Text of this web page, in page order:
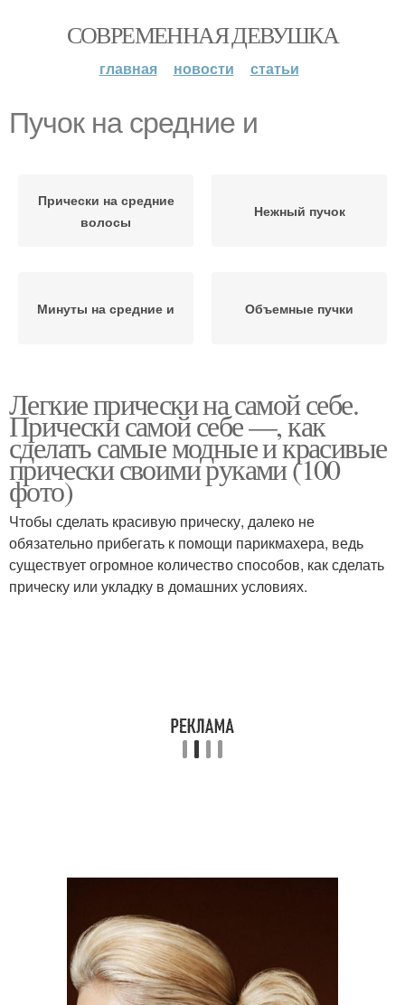
СОВРЕМЕННАЯ ДЕВУШКА
главная новости статьи
Пучок на средние и
Прически на средние
волосы
Нежный пучок
Минуты на средние и Объемные пучки
Легкие прически на самой себе.
Прически самой себе —, как
сделать самые модные и красивые
прически своими руками (100
фото)
Чтобы сделать красивую прическу, далеко не
обязательно прибегать к помощи парикмахера, ведь
существует огромное количество способов, как сделать
прическу или укладку в домашних условиях.